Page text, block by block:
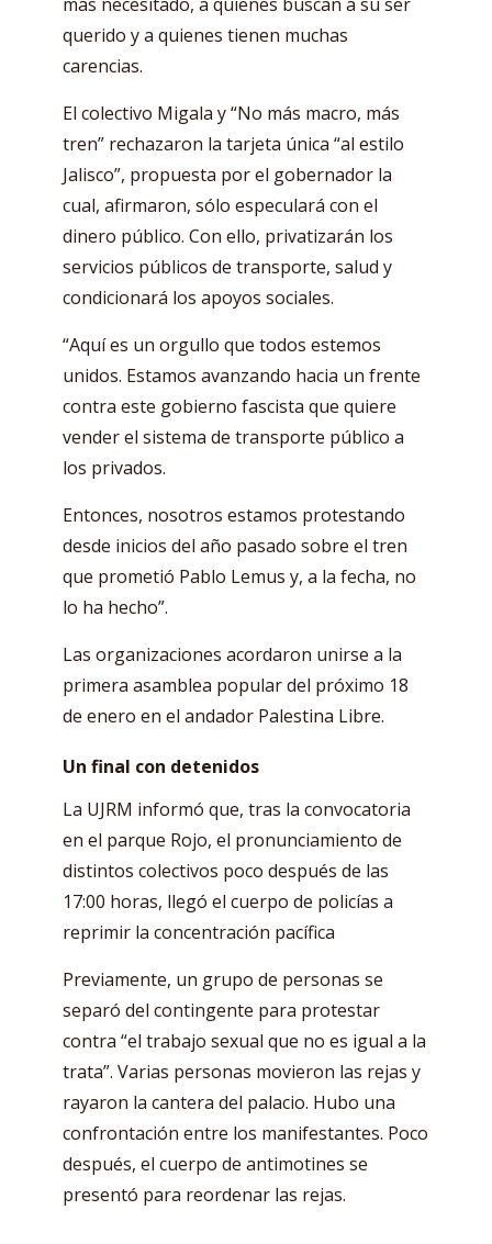
querido y a quienes tienen muchas
carencias.
El colectivo Migala y “No más macro, más
tren” rechazaron la tarjeta única “al estilo
Jalisco”, propuesta por el gobernador la
cual, afirmaron, sólo especulará con el
dinero público. Con ello, privatizarán los
servicios públicos de transporte, salud y
condicionará los apoyos sociales.
“Aquí es un orgullo que todos estemos
unidos. Estamos avanzando hacia un frente
contra este gobierno fascista que quiere
vender el sistema de transporte público a
los privados.
Entonces, nosotros estamos protestando
desde inicios del año pasado sobre el tren
que prometió Pablo Lemus y, a la fecha, no
lo ha hecho”.
Las organizaciones acordaron unirse a la
primera asamblea popular del próximo 18
de enero en el andador Palestina Libre.
Un final con detenidos
La UJRM informó que, tras la convocatoria
en el parque Rojo, el pronunciamiento de
distintos colectivos poco después de las
17:00 horas, llegó el cuerpo de policías a
reprimir la concentración pacífica
Previamente, un grupo de personas se
separó del contingente para protestar
contra “el trabajo sexual que no es igual a la
trata”. Varias personas movieron las rejas y
rayaron la cantera del palacio. Hubo una
confrontación entre los manifestantes. Poco
después, el cuerpo de antimotines se
presentó para reordenar las rejas.